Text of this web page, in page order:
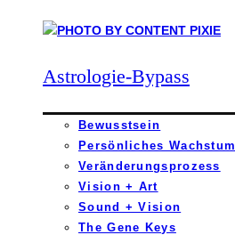
Astrologie-Bypass
Bewusstsein
Persönliches Wachstum
Veränderungsprozess
Vision + Art
Sound + Vision
The Gene Keys